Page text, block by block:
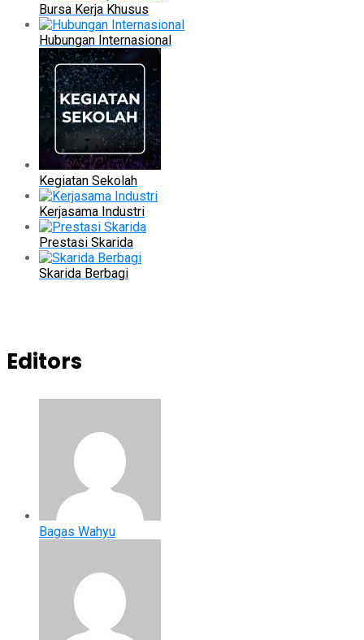
Bursa Kerja Khusus
Hubungan Internasional
Kegiatan Sekolah
Kerjasama Industri
Prestasi Skarida
Skarida Berbagi
Editors
Bagas Wahyu